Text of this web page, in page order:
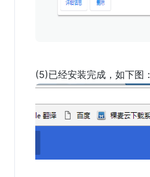
(5)已经安装完成，如下图：